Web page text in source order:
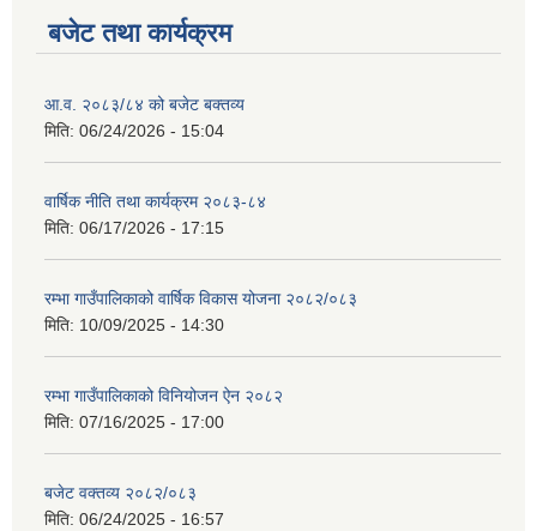
बजेट तथा कार्यक्रम
आ.व. २०८३/८४ को बजेट बक्तव्य
मिति: 06/24/2026 - 15:04
वार्षिक नीति तथा कार्यक्रम २०८३-८४
मिति: 06/17/2026 - 17:15
रम्भा गाउँपालिकाको वार्षिक विकास योजना २०८२/०८३
मिति: 10/09/2025 - 14:30
रम्भा गाउँपालिकाको विनियोजन ऐन २०८२
मिति: 07/16/2025 - 17:00
बजेट वक्तव्य २०८२/०८३
मिति: 06/24/2025 - 16:57